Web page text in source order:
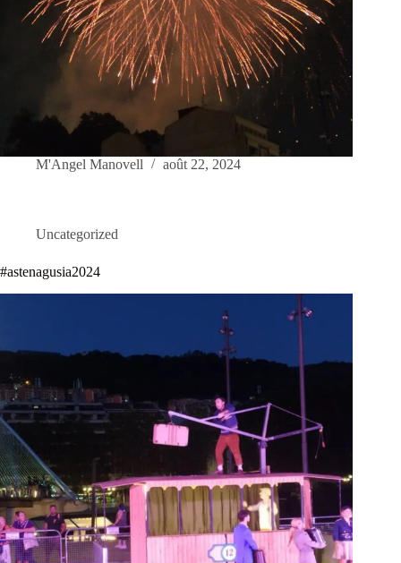
M'Angel Manovell août 22, 2024
Uncategorized
#astenagusia2024